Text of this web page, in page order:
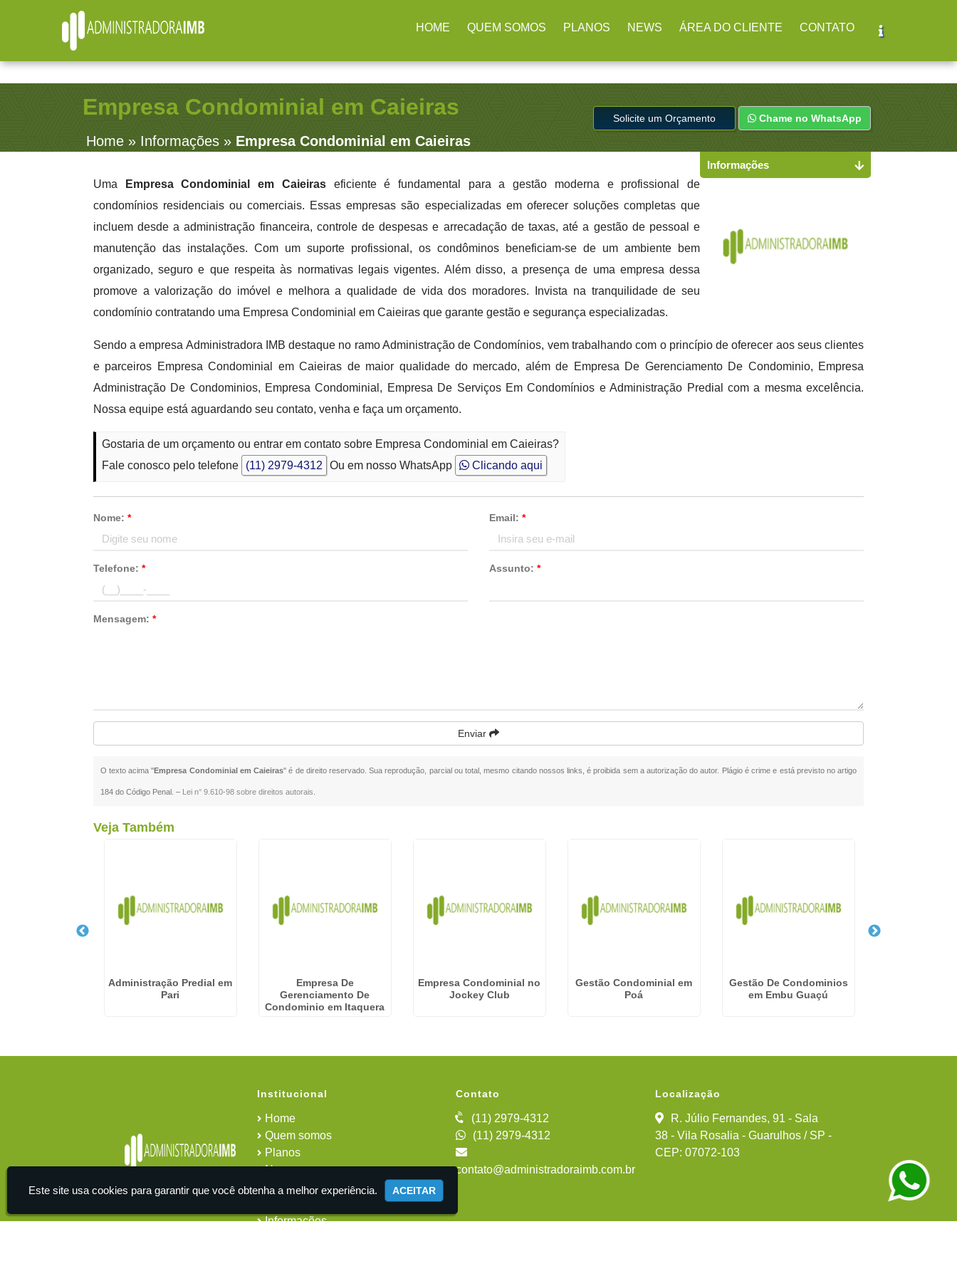
R. Júlio Fernandes, 91 - Sala 38 - Vila Rosalia - Guarulhos / SP
Empresa Condominial em Caieiras
Home» Informações » Empresa Condominial em Caieiras
Solicite um Orçamento Chame no WhatsApp
Uma Empresa Condominial em Caieiraseficiente é fundamental para a gestão moderna e profissional de
condomínios residenciais ou comerciais. Essas empresas são especializadas em oferecer soluções completas que
incluem desde a administração financeira, controle de despesas e arrecadação de taxas, até a gestão de pessoal e
manutenção das instalações. Com um suporte profissional, os condôminos beneficiam-se de um ambiente bem
organizado, seguro e que respeita às normativas legais vigentes. Além disso, a presença de uma empresa dessa
promove a valorização do imóvel e melhora a qualidade de vida dos moradores. Invista na tranquilidade de seu
condomínio contratando uma Empresa Condominial em Caieiras que garante gestão e segurança especializadas.
Sendo a empresa Administradora IMB destaque no ramo Administração de Condomínios, vem trabalhando com o princípio de oferecer aos seus clientes
e parceiros Empresa Condominial em Caieiras de maior qualidade do mercado, além de Empresa De Gerenciamento De Condominio, Empresa
Administração De Condominios, Empresa Condominial, Empresa De Serviços Em Condomínios e Administração Predial com a mesma excelência.
Nossa equipe está aguardando seu contato, venha e faça um orçamento.
Gostaria de um orçamento ou entrar em contato sobre Empresa Condominial em Caieiras?
Fale conosco pelo telefone
(11) 2979-4312 Ou em nosso WhatsApp Clicando aqui
Nome: * Email: *
Telefone: * Assunto: *
Mensagem: *
Enviar
O texto acima "Empresa Condominial em Caieiras" é de direito reservado. Sua reprodução, parcial ou total, mesmo citando nossos links, é proibida sem a autorização do autor. Plágio é crime e está previsto no artigo
184 do Código Penal. – Lei n° 9.610-98 sobre direitos autorais
Informações
Veja Também
Administração Predial em
Pari
Empresa De
Gerenciamento De
Condominio em Itaquera
Empresa Condominial no
Jockey Club
Gestão Condominial em
Poá
Gestão De Condominios
em Embu Guaçú
Institucional
Home
Quem somos
Planos
News
Área do cliente
Informações
Contato
(11) 2979-4312
(11) 2979-4312
contato@administradoraimb.com.br
Localização
R. Júlio Fernandes, 91 - Sala
38 - Vila Rosalia - Guarulhos / SP -
CEP: 07072-103
Este site usa cookies para garantir que você obtenha a melhor experiência. ACEITAR